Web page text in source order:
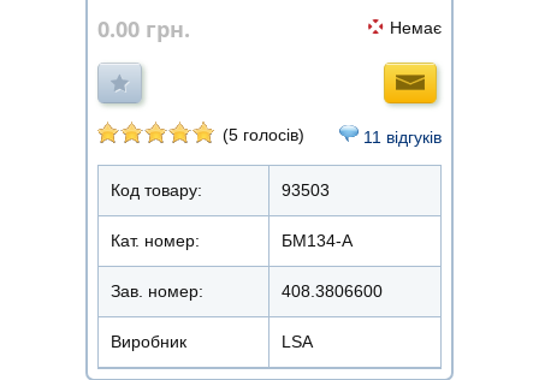
0.00 грн. Немає
(5 голосів) 11 відгуків
Код товару: 93503
Кат. номер: БМ134-А
Зав. номер: 408.3806600
Виробник LSA